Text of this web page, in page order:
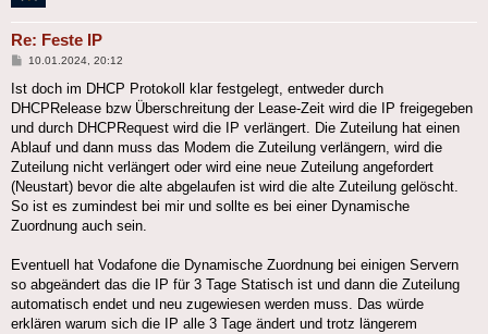
Re: Feste IP
Beitrag
10.01.2024, 20:12
Ist doch im DHCP Protokoll klar festgelegt, entweder durch
DHCPRelease bzw Überschreitung der Lease-Zeit wird die IP freigegeben
und durch DHCPRequest wird die IP verlängert. Die Zuteilung hat einen
Ablauf und dann muss das Modem die Zuteilung verlängern, wird die
Zuteilung nicht verlängert oder wird eine neue Zuteilung angefordert
(Neustart) bevor die alte abgelaufen ist wird die alte Zuteilung gelöscht.
So ist es zumindest bei mir und sollte es bei einer Dynamische
Zuordnung auch sein.
Eventuell hat Vodafone die Dynamische Zuordnung bei einigen Servern
so abgeändert das die IP für 3 Tage Statisch ist und dann die Zuteilung
automatisch endet und neu zugewiesen werden muss. Das würde
erklären warum sich die IP alle 3 Tage ändert und trotz längerem